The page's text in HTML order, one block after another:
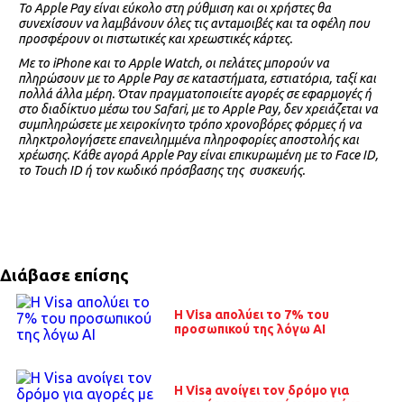
To Apple Pay είναι εύκολο στη ρύθμιση και οι χρήστες θα
συνεχίσουν να λαμβάνουν όλες τις ανταμοιβές και τα οφέλη που
προσφέρουν οι πιστωτικές και χρεωστικές κάρτες.
Με το iPhone και το Apple Watch, οι πελάτες μπορούν να
πληρώσουν με το Apple Pay σε καταστήματα, εστιατόρια, ταξί και
πολλά άλλα μέρη. Όταν πραγματοποιείτε αγορές σε εφαρμογές ή
στο διαδίκτυο μέσω του Safari, με το Apple Pay, δεν χρειάζεται να
συμπληρώσετε με χειροκίνητο τρόπο χρονοβόρες φόρμες ή να
πληκτρολογήσετε επανειλημμένα πληροφορίες αποστολής και
χρέωσης. Κάθε αγορά Apple Pay είναι επικυρωμένη με το Face ID,
το Touch ID ή τον κωδικό πρόσβασης της συσκευής.
Διάβασε επίσης
H Visa απολύει το 7% του
προσωπικού της λόγω ΑΙ
Η Visa ανοίγει τον δρόμο για